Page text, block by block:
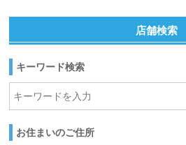
店舗検索
キーワード検索
お住まいのご住所